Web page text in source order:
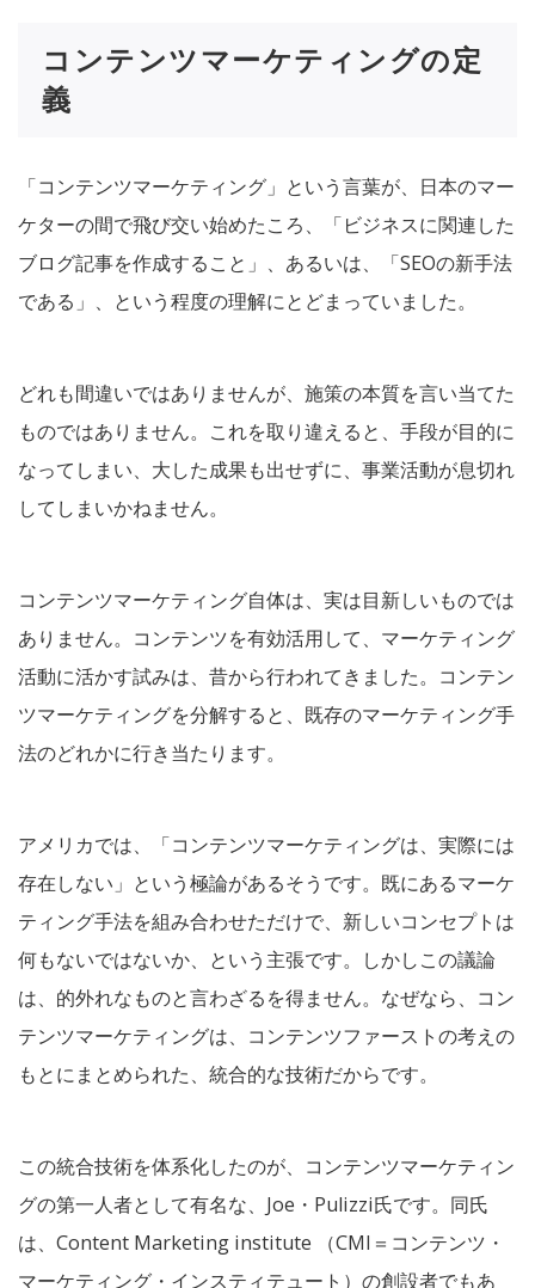
コンテンツマーケティングの定
義
「コンテンツマーケティング」という言葉が、日本のマー
ケターの間で飛び交い始めたころ、「ビジネスに関連した
ブログ記事を作成すること」、あるいは、「SEOの新手法
である」、という程度の理解にとどまっていました。
どれも間違いではありませんが、施策の本質を言い当てた
ものではありません。これを取り違えると、手段が目的に
なってしまい、大した成果も出せずに、事業活動が息切れ
してしまいかねません。
コンテンツマーケティング自体は、実は目新しいものでは
ありません。コンテンツを有効活用して、マーケティング
活動に活かす試みは、昔から行われてきました。コンテン
ツマーケティングを分解すると、既存のマーケティング手
法のどれかに行き当たります。
アメリカでは、「コンテンツマーケティングは、実際には
存在しない」という極論があるそうです。既にあるマーケ
ティング手法を組み合わせただけで、新しいコンセプトは
何もないではないか、という主張です。しかしこの議論
は、的外れなものと言わざるを得ません。なぜなら、コン
テンツマーケティングは、コンテンツファーストの考えの
もとにまとめられた、統合的な技術だからです。
この統合技術を体系化したのが、コンテンツマーケティン
グの第一人者として有名な、Joe・Pulizzi氏です。同氏
は、Content Marketing institute （CMI＝コンテンツ・
マーケティング・インスティテュート）の創設者でもあ